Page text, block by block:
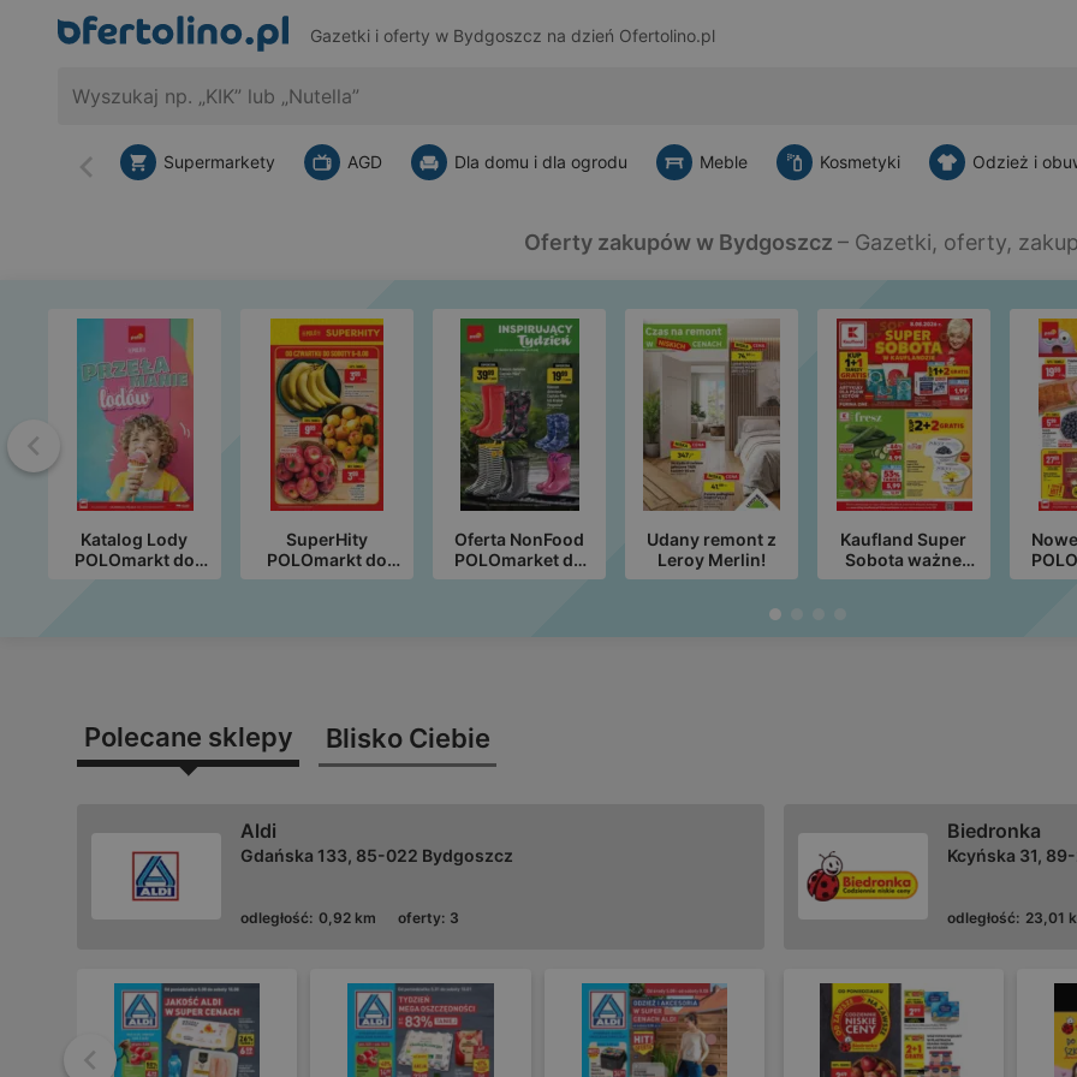
Gazetki i oferty w Bydgoszcz na dzień Ofertolino.pl
Wstecz
Supermarkety AGD Dla domu i dla ogrodu Meble Kosmetyki Odzież i
Oferty zakupów w Bydgoszcz – Gazetki, oferty,
Wstecz
Katalog Lody
POLOmarkt do
30.09 (08)
SuperHity
POLOmarkt do
soboty 08.08
Oferta NonFood
POLOmarket do
11.08 (G32)
Udany remont z
Leroy Merlin!
Kaufland Super
Sobota ważne
8.08
Polecane sklepy Blisko Ciebie
Aldi
Gdańska 133, 85-022 Bydgoszcz
odległość: 0,92 km oferty: 3
Biedronka
Kcyńska 31,
odległość: 23,01